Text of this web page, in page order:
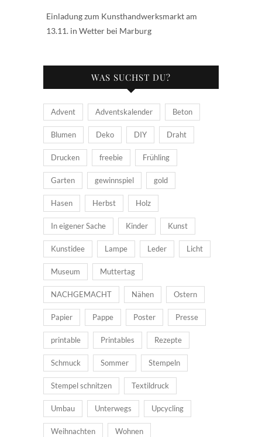
Einladung zum Kunsthandwerksmarkt am
13.11. in Wetter bei Marburg
WAS SUCHST DU?
Advent Adventskalender Beton
Blumen Deko DIY Draht
Drucken freebie Frühling
Garten gewinnspiel gold
Hasen Herbst Holz
In eigener Sache Kinder Kunst
Kunstidee Lampe Leder Licht
Museum Muttertag
NACHGEMACHT Nähen Ostern
Papier Pappe Poster Presse
printable Printables Rezepte
Schmuck Sommer Stempeln
Stempel schnitzen Textildruck
Umbau Unterwegs Upcycling
Weihnachten Wohnen